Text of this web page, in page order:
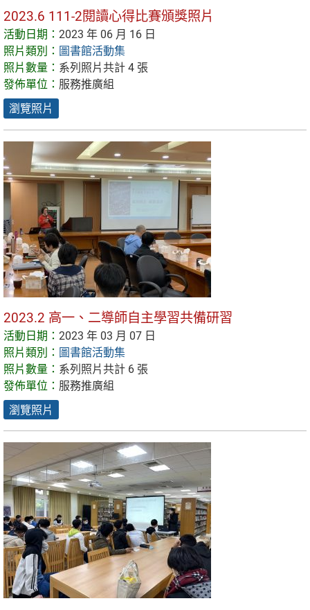
2023.6 111-2閱讀心得比賽頒獎照片
活動日期： 2023 年 06 月 16 日
照片類別： 圖書館活動集
照片數量： 系列照片共計 4 張
發佈單位： 服務推廣組
瀏覽照片
2023.2 高一、二導師自主學習共備研習
活動日期： 2023 年 03 月 07 日
照片類別： 圖書館活動集
照片數量： 系列照片共計 6 張
發佈單位： 服務推廣組
瀏覽照片